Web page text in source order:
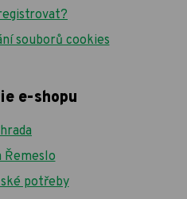
souborů cookies
e-shopu
Řemeslo
potřeby